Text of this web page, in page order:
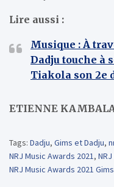
Lire aussi :
Musique : À
Dadju touche à
Tiakola son 2e
ETIENNE
Tags: Dadju, Gims et Dadju,
NRJ Music Awards 2021,
NRJ Music Awards 2021 Gims